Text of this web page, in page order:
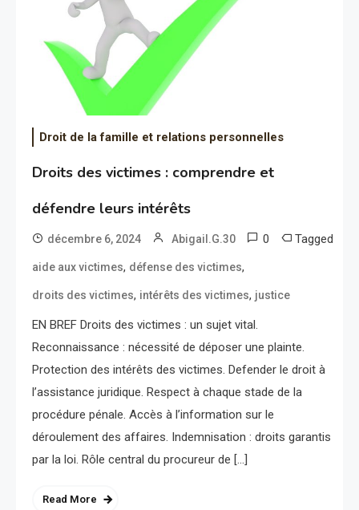
Droit de la famille et relations personnelles
Droits des victimes : comprendre et
défendre leurs intérêts
décembre 6, 2024 Abigail.G.30 0 Tagged
aide aux victimes, défense des victimes,
droits des victimes, intérêts des victimes, justice
EN BREF Droits des victimes : un sujet vital.
Reconnaissance : nécessité de déposer une plainte.
Protection des intérêts des victimes. Defender le droit à
l’assistance juridique. Respect à chaque stade de la
procédure pénale. Accès à l’information sur le
déroulement des affaires. Indemnisation : droits garantis
par la loi. Rôle central du procureur de […]
Read More